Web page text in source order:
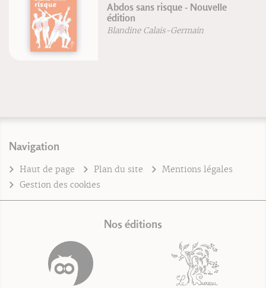
Abdos sans risque - Nouvelle
édition
Blandine Calais-Germain
Navigation
Haut de page Plan du site
Mentions légales
Gestion des cookies
Nos éditions